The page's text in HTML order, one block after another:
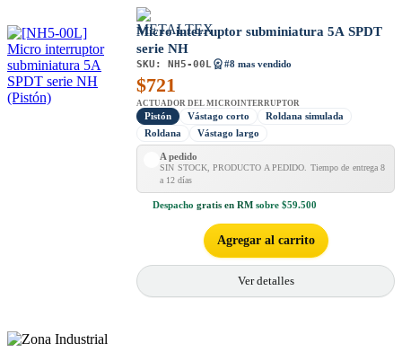
Micro interruptor subminiatura 5A SPDT
serie NH
SKU: NH5-00L #8 mas vendido
$721
ACTUADOR DEL MICROINTERRUPTOR
Pistón Vástago corto
Roldana simulada
Roldana
Vástago largo
A pedido
SIN STOCK, PRODUCTO A PEDIDO. Tiempo de entrega 8
a 12 días
Despacho gratis en RM sobre $59.500
Agregar al carrito
Ver detalles